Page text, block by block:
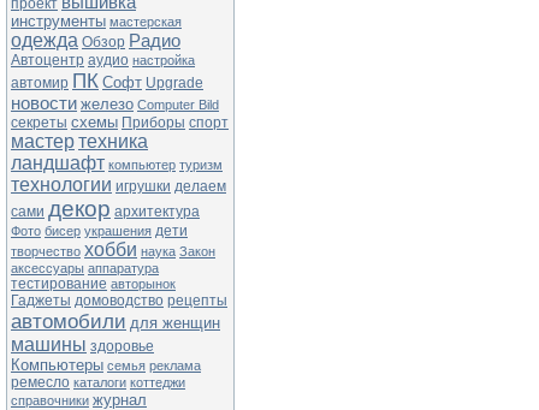
проект
инструменты мастерская
одежда Обзор Радио
Автоцентр аудио настройка
автомир ПК Софт Upgrade
новости железо Computer Bild
секреты схемы Приборы спорт
мастертехника
ландшафт компьютер туризм
технологии игрушки делаем
сами декор архитектура
Фото бисер украшения дети
творчество хобби наука Закон
аксессуары аппаратура
тестирование авторынок
Гаджеты домоводство рецепты
автомобили для женщин
машины здоровье
Компьютеры семья реклама
ремесло каталоги коттеджи
справочники журнал